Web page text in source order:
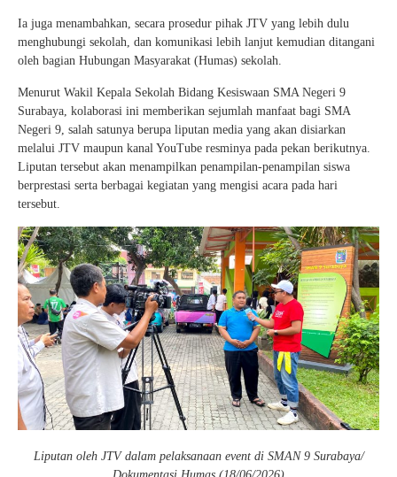
Ia juga menambahkan, secara prosedur pihak JTV yang lebih dulu
menghubungi sekolah, dan komunikasi lebih lanjut kemudian ditangani
oleh bagian Hubungan Masyarakat (Humas) sekolah.
Menurut Wakil Kepala Sekolah Bidang Kesiswaan SMA Negeri 9
Surabaya, kolaborasi ini memberikan sejumlah manfaat bagi SMA
Negeri 9, salah satunya berupa liputan media yang akan disiarkan
melalui JTV maupun kanal YouTube resminya pada pekan berikutnya.
Liputan tersebut akan menampilkan penampilan-penampilan siswa
berprestasi serta berbagai kegiatan yang mengisi acara pada hari
tersebut.
Liputan oleh JTV dalam pelaksanaan event di SMAN 9 Surabaya/